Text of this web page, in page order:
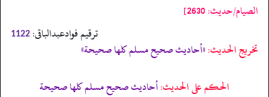
الصيام/حدیث: 2630]
ترقیم فوادعبدالباقی: 1122
تخریج الحدیث:«أحاديث صحيح مسلم كلها صحيحة»
الحكم على الحديث:أحاديث صحيح مسلم كلها صحيحة